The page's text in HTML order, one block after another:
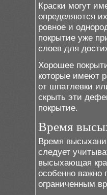
Краски могут
определяются
ровное и
покрытие уже
слоев для
Хорошее
которые имеют
от шпатлевки
скрыть эти
покрытие.
Время
Время
следует
высыхающая
особенно важно
ограниченным